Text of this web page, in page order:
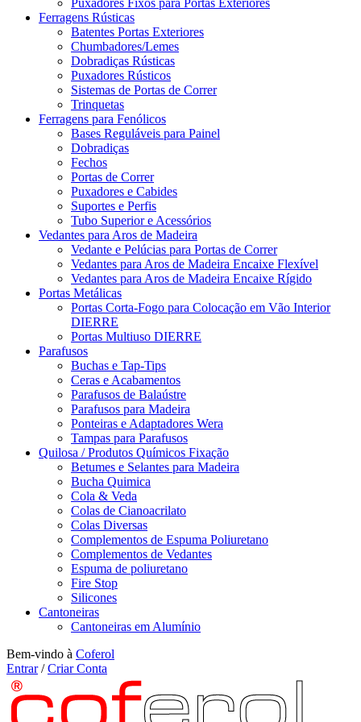
Puxadores Fixos para Portas Exteriores
Ferragens Rústicas
Batentes Portas Exteriores
Chumbadores/Lemes
Dobradiças Rústicas
Puxadores Rústicos
Sistemas de Portas de Correr
Trinquetas
Ferragens para Fenólicos
Bases Reguláveis para Painel
Dobradiças
Fechos
Portas de Correr
Puxadores e Cabides
Suportes e Perfis
Tubo Superior e Acessórios
Vedantes para Aros de Madeira
Vedante e Pelúcias para Portas de Correr
Vedantes para Aros de Madeira Encaixe Flexível
Vedantes para Aros de Madeira Encaixe Rígido
Portas Metálicas
Portas Corta-Fogo para Colocação em Vão Interior
DIERRE
Portas Multiuso DIERRE
Parafusos
Buchas e Tap-Tips
Ceras e Acabamentos
Parafusos de Balaústre
Parafusos para Madeira
Ponteiras e Adaptadores Wera
Tampas para Parafusos
Quilosa / Produtos Químicos Fixação
Betumes e Selantes para Madeira
Bucha Quimica
Cola & Veda
Colas de Cianoacrilato
Colas Diversas
Complementos de Espuma Poliuretano
Complementos de Vedantes
Espuma de poliuretano
Fire Stop
Silicones
Cantoneiras
Cantoneiras em Alumínio
Bem-vindo à Coferol
Entrar/Criar Conta